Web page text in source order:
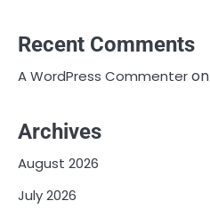
Recent Comments
A WordPress Commenteron
Archives
August 2026
July 2026